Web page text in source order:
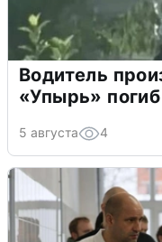
Водитель
«Упырь»
5 августа 4